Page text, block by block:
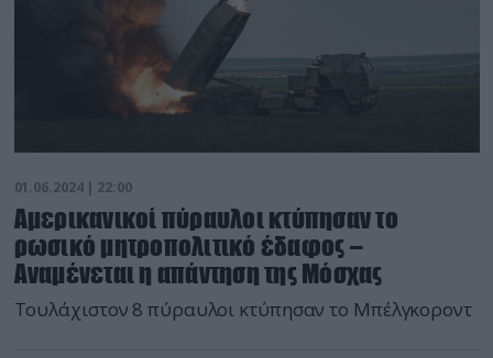
01.06.2024 | 22:00
Αμερικανικοί πύραυλοι κτύπησαν το
ρωσικό μητροπολιτικό έδαφος –
Aναμένεται η απάντηση της Μόσχας
Τουλάχιστον 8 πύραυλοι κτύπησαν το Μπέλγκοροντ